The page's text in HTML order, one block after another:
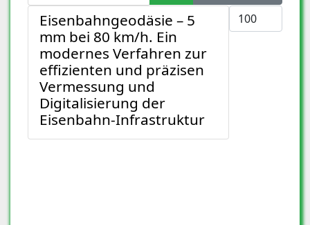
Anzeige #
Eisenbahngeodäsie – 5
mm bei 80 km/h. Ein
modernes Verfahren zur
effizienten und präzisen
Vermessung und
Digitalisierung der
Eisenbahn-Infrastruktur